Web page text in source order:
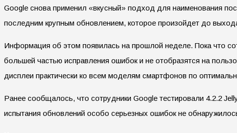
Google снова применил «вкусный» подход для наименования
последним крупным обновлением, которое произойдет до
Информация об этом появилась на прошлой неделе. Пока что
большей частью исправления ошибок и не отобразятся на
дисплеи практически ко всем моделям смартфонов по
Ранее сообщалось, что сотрудники Google тестировали 4.2.2
испытания обновлений особо серьезных ошибок не